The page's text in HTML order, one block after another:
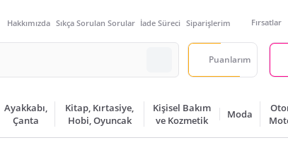
Hakkımızda Sıkça Sorulan Sorular İade Süreci Siparişlerim Fırsatlar
Puanlarım
Ayakkabı,
Çanta
Kitap, Kırtasiye,
Hobi, Oyuncak
Kişisel Bakım
ve Kozmetik
Moda